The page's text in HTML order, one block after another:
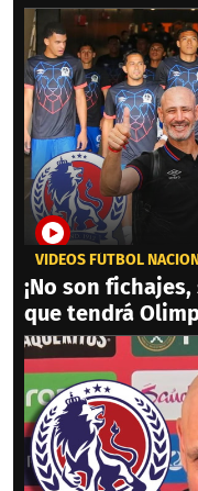
VIDEOS FÚTBOL
¡No son
que tendrá